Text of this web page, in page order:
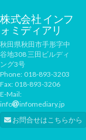
株式会社 インフ
ォミディアリ
秋田県秋田市手形字中
谷地308 三田ビルディ
ング3号
Phone: 018-893-3203
Fax: 018-893-3206
E-Mail:
info
infomediary.jp
お問合せはこちらから